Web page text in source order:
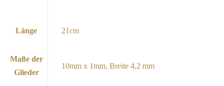
Länge 21cm
Maße der
Glieder
10mm x 1mm, Breite 4,2 mm